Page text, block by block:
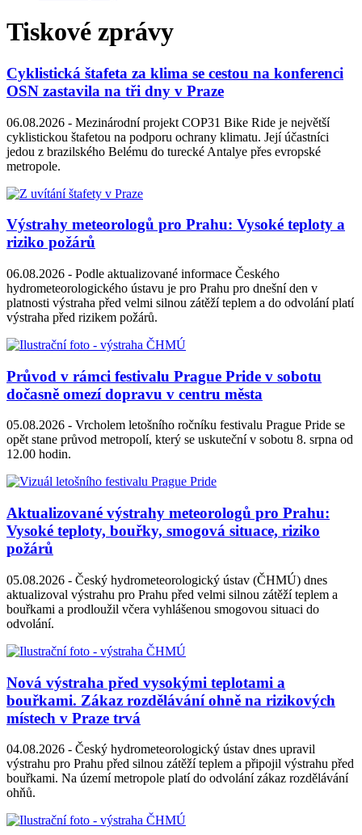
Tiskové zprávy
Cyklistická štafeta za klima se cestou na konferenci
OSN zastavila na tři dny v Praze
06.08.2026 - Mezinárodní projekt COP31 Bike Ride je největší
cyklistickou štafetou na podporu ochrany klimatu. Její účastníci
jedou z brazilského Belému do turecké Antalye přes evropské
metropole.
Výstrahy meteorologů pro Prahu: Vysoké teploty a
riziko požárů
06.08.2026 - Podle aktualizované informace Českého
hydrometeorologického ústavu je pro Prahu pro dnešní den v
platnosti výstraha před velmi silnou zátěží teplem a do odvolání platí
výstraha před rizikem požárů.
Průvod v rámci festivalu Prague Pride v sobotu
dočasně omezí dopravu v centru města
05.08.2026 - Vrcholem letošního ročníku festivalu Prague Pride se
opět stane průvod metropolí, který se uskuteční v sobotu 8. srpna od
12.00 hodin.
Aktualizované výstrahy meteorologů pro Prahu:
Vysoké teploty, bouřky, smogová situace, riziko
požárů
05.08.2026 - Český hydrometeorologický ústav (ČHMÚ) dnes
aktualizoval výstrahu pro Prahu před velmi silnou zátěží teplem a
bouřkami a prodloužil včera vyhlášenou smogovou situaci do
odvolání.
Nová výstraha před vysokými teplotami a
bouřkami. Zákaz rozdělávání ohně na rizikových
místech v Praze trvá
04.08.2026 - Český hydrometeorologický ústav dnes upravil
výstrahu pro Prahu před silnou zátěží teplem a připojil výstrahu před
bouřkami. Na území metropole platí do odvolání zákaz rozdělávání
ohňů.